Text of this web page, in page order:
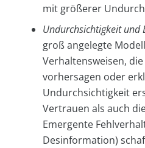
mit größerer
Undurchsichtigkeit und
groß angelegte
Verhaltensweisen,
vorhersagen oder
Undurchsichtigkeit
Vertrauen als auch
Emergente
Desinformation)